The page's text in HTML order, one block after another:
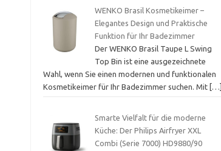
WENKO Brasil Kosmetikeimer –
Elegantes Design und Praktische
Funktion für Ihr Badezimmer
Der WENKO Brasil Taupe L Swing
Top Bin ist eine ausgezeichnete
Wahl, wenn Sie einen modernen und funktionalen
Kosmetikeimer für Ihr Badezimmer suchen. Mit […]
Smarte Vielfalt für die moderne
Küche: Der Philips Airfryer XXL
Combi (Serie 7000) HD9880/90